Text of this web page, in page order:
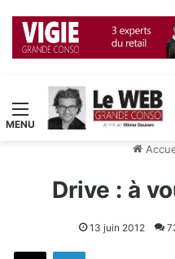
Menu
Drive : à
13 juin 2012
X Linkedin